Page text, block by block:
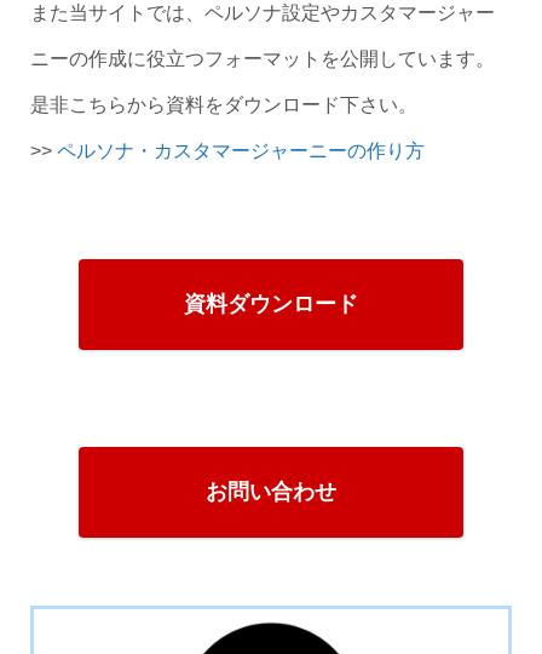
また当サイトでは、ペルソナ設定やカスタマージャー
ニーの作成に役立つフォーマットを公開しています。
是非こちらから資料をダウンロード下さい。
>> ペルソナ・カスタマージャーニーの作り方
資料ダウンロード
お問い合わせ